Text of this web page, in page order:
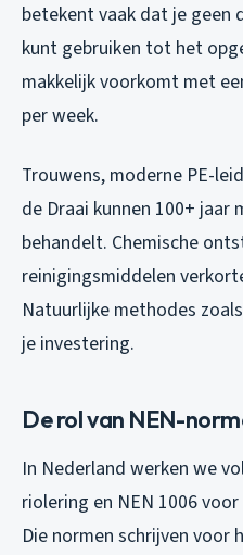
betekent vaak dat je geen
kunt gebruiken tot het
makkelijk voorkomt met
per week.
Trouwens, moderne PE-
de Draai kunnen 100+ jaar
behandelt. Chemische
reinigingsmiddelen
Natuurlijke methodes
je investering.
De rol van NEN-
In Nederland werken we
riolering en NEN 1006
Die normen schrijven